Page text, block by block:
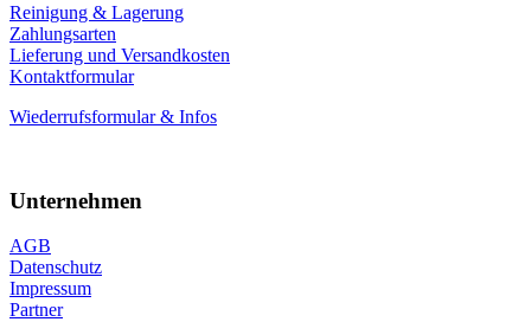
Reinigung & Lagerung
Zahlungsarten
Lieferung und Versandkosten
Kontaktformular
Wiederrufsformular & Infos
Unternehmen
AGB
Datenschutz
Impressum
Partner